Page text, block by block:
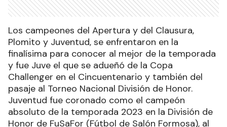
Los campeones del Apertura y del Clausura,
Plomito y Juventud, se enfrentaron en la
finalísima para conocer al mejor de la temporada
y fue Juve el que se adueñó de la Copa
Challenger en el Cincuentenario y también del
pasaje al Torneo Nacional División de Honor.
Juventud fue coronado como el campeón
absoluto de la temporada 2023 en la División de
Honor de FuSaFor (Fútbol de Salón Formosa), al